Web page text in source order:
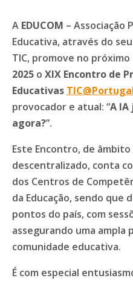
A EDUCOM – Associação
Educativa, através do
TIC, promove no próximo
2025 o XIX Encontro de
Educativas
provocador e atual: “A IA
agora?”.
Este Encontro, de âmbito
descentralizado, conta
dos Centros de
da Educação, sendo
pontos do país, com
assegurando uma ampla
comunidade educativa.
É com especial